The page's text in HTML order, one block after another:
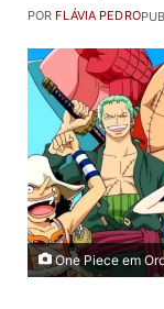
POR FLÁVIA PEDRO
One Piece em